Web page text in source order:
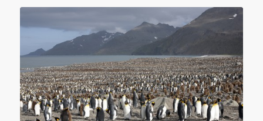
Manchots royaux à Saint Andrews Bay en Géorgie du Sud